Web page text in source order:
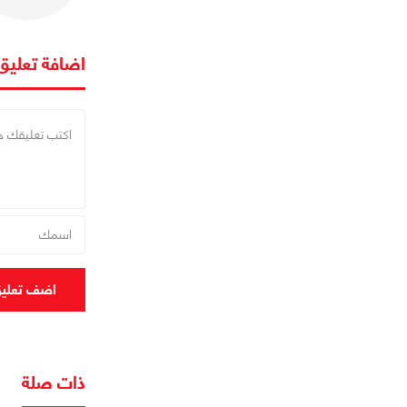
اضافة
اضف
ذات صلة